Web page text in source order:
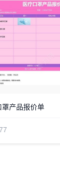
罩产品报价单